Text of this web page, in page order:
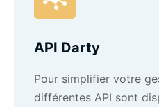
API Darty
Pour simplifier votre
différentes API sont